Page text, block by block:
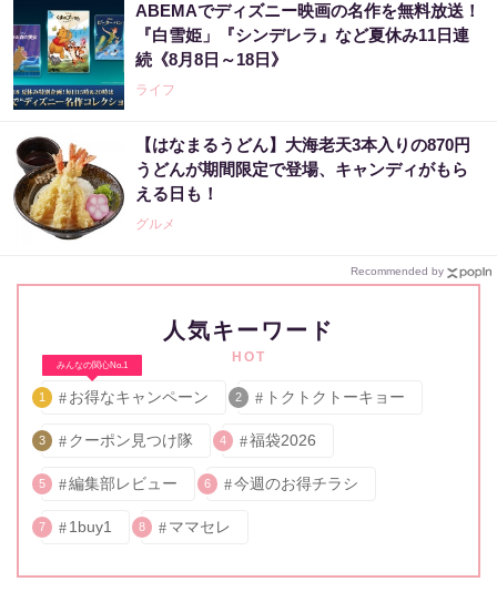
ABEMAでディズニー映画の名作を無料放送！
『白雪姫」『シンデレラ』など夏休み11日連
続《8月8日～18日》
ライフ
【はなまるうどん】大海老天3本入りの870円
うどんが期間限定で登場、キャンディがもら
える日も！
グルメ
Recommended by
人気キーワード
HOT
みんなの関心No.1
1 お得なキャンペーン 2 トクトクトーキョー
3 クーポン見つけ隊 4 福袋2026
5 編集部レビュー 6 今週のお得チラシ
7 1buy1 8 ママセレ